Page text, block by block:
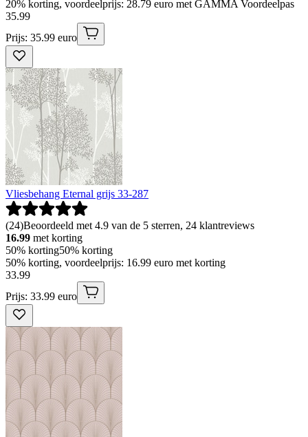
20% korting, voordeelprijs: 28.79 euro met GAMMA Voordeelpas
35.99
Prijs: 35.99 euro
Vliesbehang Eternal grijs 33-287
(24)Beoordeeld met 4.9 van de 5 sterren, 24 klantreviews
16.99 met korting
50% korting50% korting
50% korting, voordeelprijs: 16.99 euro met korting
33.99
Prijs: 33.99 euro